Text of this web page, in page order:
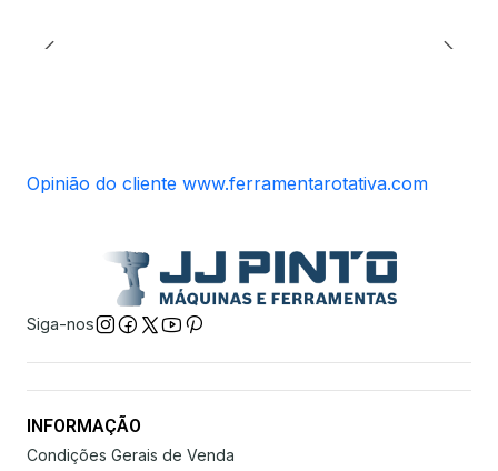
Opinião do cliente www.ferramentarotativa.com
Siga-nos
INFORMAÇÃO
Condições Gerais de Venda